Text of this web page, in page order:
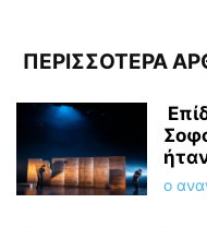
ΠΕΡΙΣΣΟΤΕΡΑ
ο